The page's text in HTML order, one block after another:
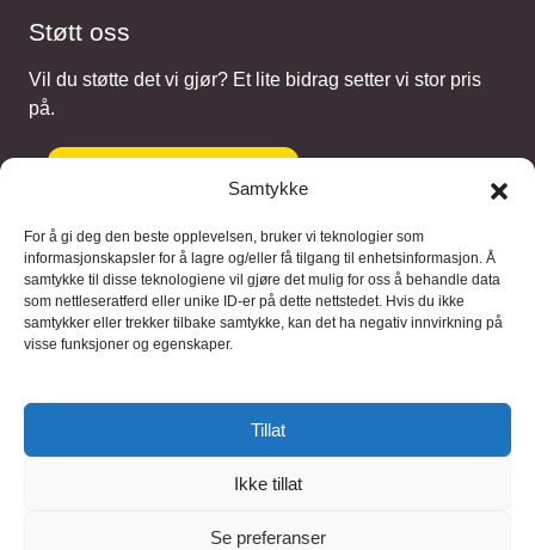
Samtykke
For å gi deg den beste opplevelsen, bruker vi teknologier som
informasjonskapsler for å lagre og/eller få tilgang til enhetsinformasjon. Å
samtykke til disse teknologiene vil gjøre det mulig for oss å behandle data
som nettleseratferd eller unike ID-er på dette nettstedet. Hvis du ikke
samtykker eller trekker tilbake samtykke, kan det ha negativ innvirkning på
visse funksjoner og egenskaper.
Tillat
Ikke tillat
Se preferanser
Støtt oss
Vil du støtte det vi gjør? Et lite bidrag setter vi stor pris
på.
Gi et bidrag
Samarbeidspartnere
Blaaregn – digitale tjenester